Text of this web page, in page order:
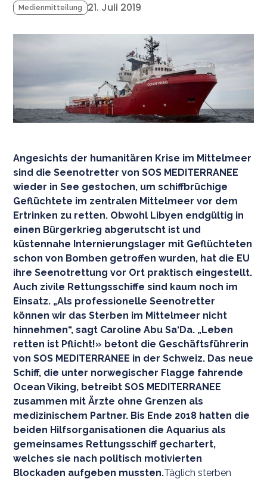
Medienmitteilung 21. Juli 2019
Angesichts der humanitären Krise im Mittelmeer
sind die Seenotretter von SOS MEDITERRANEE
wieder in See gestochen, um schiffbrüchige
Geflüchtete im zentralen Mittelmeer vor dem
Ertrinken zu retten. Obwohl Libyen endgültig in
einen Bürgerkrieg abgerutscht ist und
küstennahe Internierungslager mit Geflüchteten
schon von Bomben getroffen wurden, hat die EU
ihre Seenotrettung vor Ort praktisch eingestellt.
Auch zivile Rettungsschiffe sind kaum noch im
Einsatz. „Als professionelle Seenotretter
können wir das Sterben im Mittelmeer nicht
hinnehmen“, sagt Caroline Abu Sa‘Da. „Leben
retten ist Pflicht!» betont die Geschäftsführerin
von SOS MEDITERRANEE in der Schweiz. Das neue
Schiff, die unter norwegischer Flagge fahrende
Ocean Viking, betreibt SOS MEDITERRANEE
zusammen mit Ärzte ohne Grenzen als
medizinischem Partner. Bis Ende 2018 hatten die
beiden Hilfsorganisationen die Aquarius als
gemeinsames Rettungsschiff gechartert,
welches sie nach politisch motivierten
Blockaden aufgeben mussten.Täglich sterben